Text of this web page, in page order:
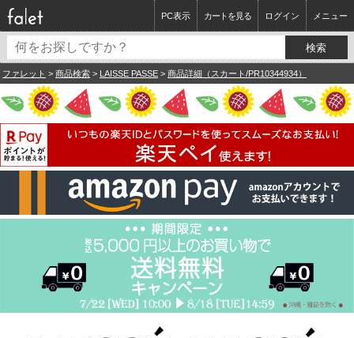
ログイン メニュー
カートを見る
PC表示
ファレット > 商品検索 > LAISSE PASSE > 商品詳細（スカート/PR10344934）